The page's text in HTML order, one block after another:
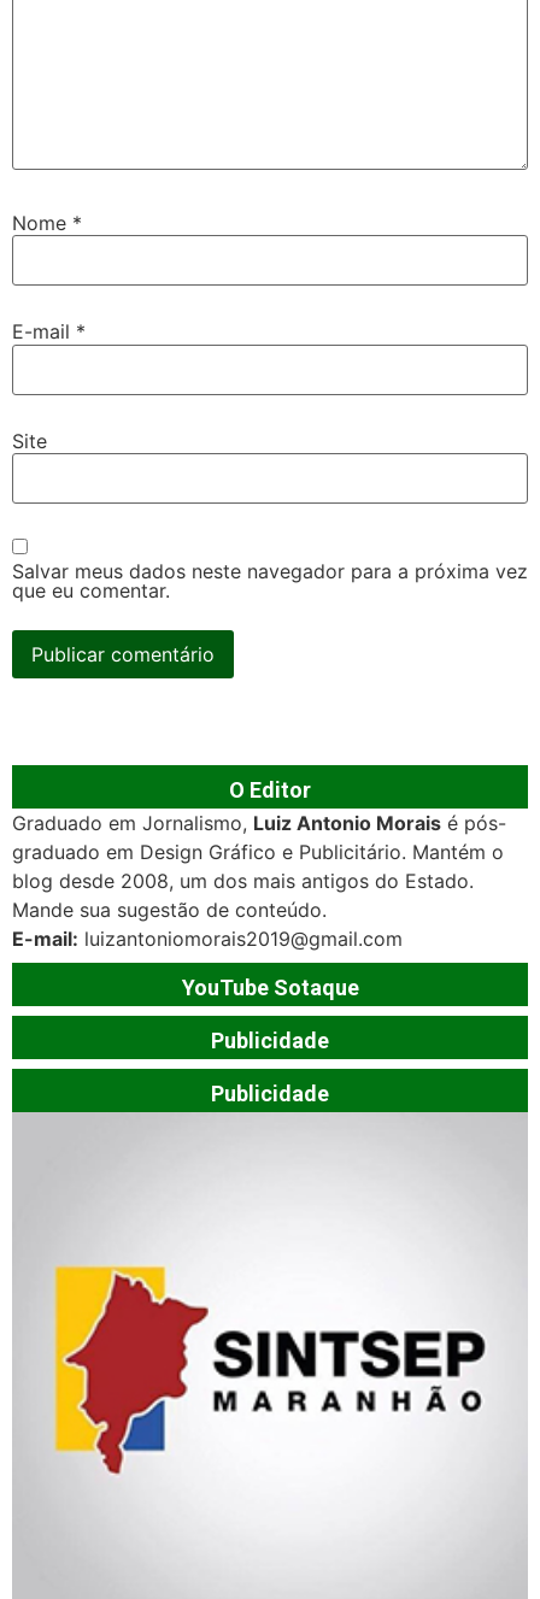
Nome *
E-mail *
Site
Salvar meus dados neste navegador para a próxima vez
que eu comentar.
O Editor
Graduado em Jornalismo, Luiz Antonio Morais é pós-
graduado em Design Gráfico e Publicitário. Mantém o
blog desde 2008, um dos mais antigos do Estado.
Mande sua sugestão de conteúdo.
E-mail: luizantoniomorais2019@gmail.com
YouTube Sotaque
Publicidade
Publicidade